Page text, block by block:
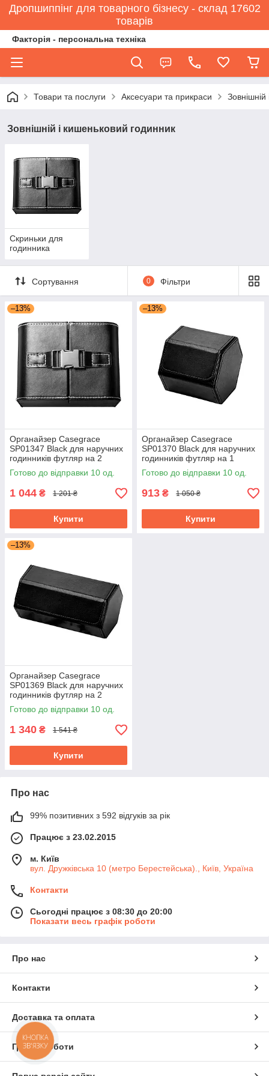
Дропшиппінг для товарного бізнесу - склад 17602
товарів
Факторія - персональна техніка
Товари та послуги Аксесуари та прикраси
Зовнішній і кишеньковий годинник
Скриньки для
годинника
Сортування 0 Фільтри
–13%
Органайзер Casegrace
SP01347 Black для наручних
годинників футляр на 2
відділення
Готово до відправки 10 од.
1 044 ₴ 1 201 ₴
Купити
–13%
Органайзер Casegrace
SP01370 Black для наручних
годинників футляр на 1
відділення 8,5*10*8,8 см
Готово до відправки 10 од.
913 ₴ 1 050 ₴
Купити
–13%
Органайзер Casegrace
SP01369 Black для наручних
годинників футляр на 2
відділення 15,5*10*8,8 см
Готово до відправки 10 од.
1 340 ₴ 1 541 ₴
Купити
Про нас
99% позитивних з 592 відгуків за рік
Працює з 23.02.2015
м. Київ
вул. Дружківська 10 (метро Берестейська)., Київ, Україна
Контакти
Сьогодні працює з 08:30 до 20:00
Показати весь графік роботи
Про нас
Контакти
Доставка та оплата
Графік роботи
КНОПКА
ЗВ'ЯЗКУ